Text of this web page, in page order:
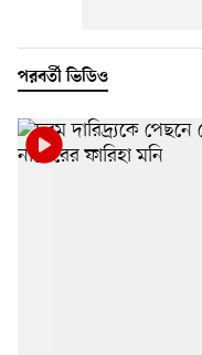
পরবর্তী ভিডিও